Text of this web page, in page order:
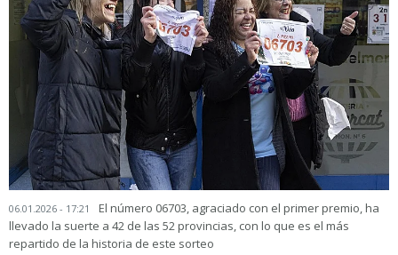
06.01.2026 - 17:21
El número 06703, agraciado con el primer premio, ha
llevado la suerte a 42 de las 52 provincias, con lo que es el más
repartido de la historia de este sorteo